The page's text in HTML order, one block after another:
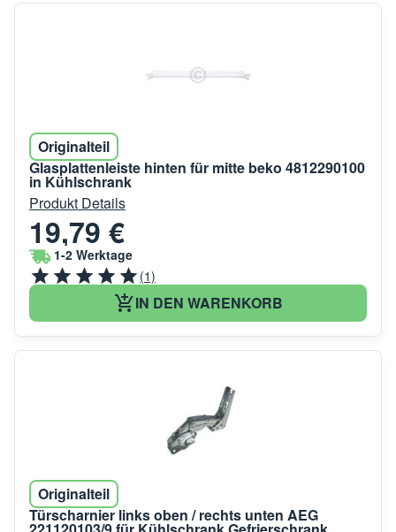
Originalteil
Glasplattenleiste hinten für mitte beko 4812290100
in Kühlschrank
Produkt Details
19,79 €
1-2 Werktage
(1)
IN DEN WARENKORB
Originalteil
Türscharnier links oben / rechts unten AEG